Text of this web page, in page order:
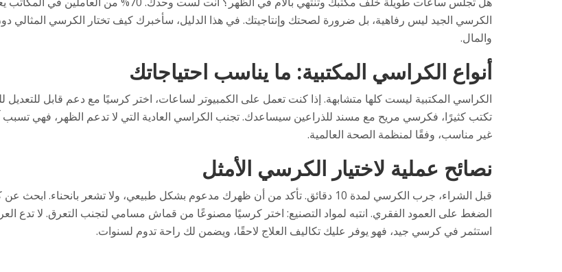
الكرسي الجيد ليس رفاهية، بل ضرورة لصحتك وإنتاجيتك. في هذا الدليل، سأخبرك كيف تختار الكرسي المثالي
والمال.
أنواع الكراسي المكتبية: ما يناسب احتياجاتك
غير مناسب، وفقًا لمنظمة الصحة العالمية.
نصائح عملية لاختيار الكرسي الأمثل
قبل الشراء، جرب الكرسي لمدة 10 دقائق. تأكد من أن ظهرك مدعوم بشكل طبيعي، ولا تشعر
استثمر في كرسي جيد، فهو يوفر عليك تكاليف العلاج لاحقًا، ويضمن لك راحة تدوم لسنوات.